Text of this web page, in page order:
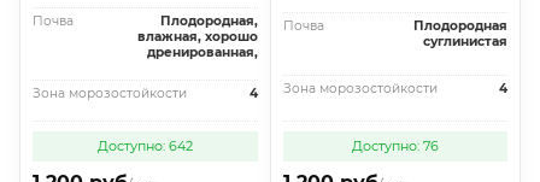
Почва
Плодородная,
влажная, хорошо
дренированная,
Зона морозостойкости 4
Доступно: 642
Почва
Плодородная
суглинистая
Зона морозостойкости 4
Доступно: 76